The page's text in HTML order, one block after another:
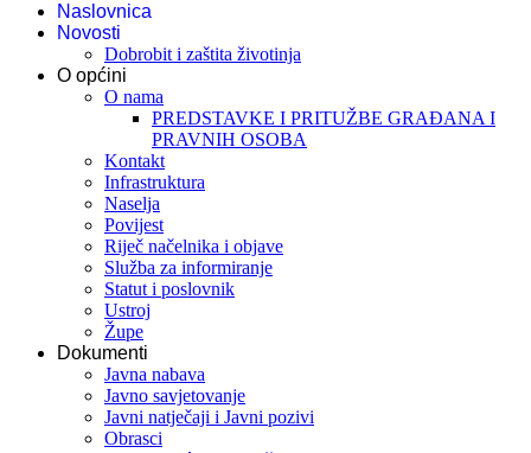
Naslovnica
Novosti
Dobrobit i zaštita životinja
O općini
O nama
PREDSTAVKE I PRITUŽBE GRAĐANA I
PRAVNIH OSOBA
Kontakt
Infrastruktura
Naselja
Povijest
Riječ načelnika i objave
Služba za informiranje
Statut i poslovnik
Ustroj
Župe
Dokumenti
Javna nabava
Javno savjetovanje
Javni natječaji i Javni pozivi
Obrasci